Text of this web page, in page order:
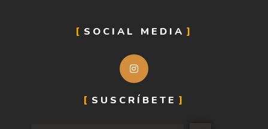
SOCIAL MEDIA
SUSCRÍBETE